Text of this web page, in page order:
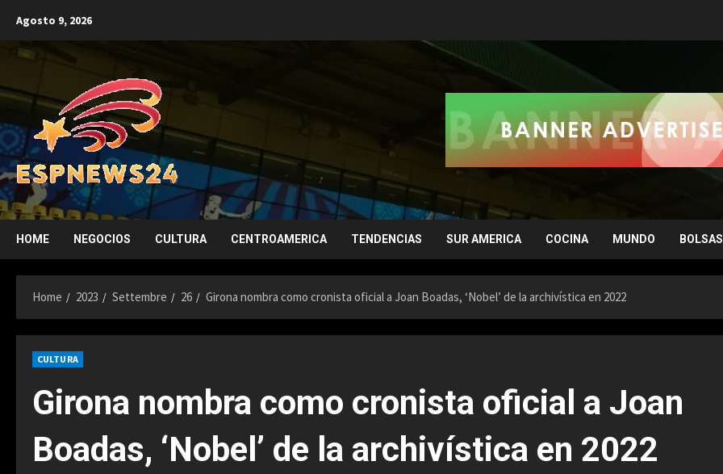
content
Agosto 9, 2026
HOME NEGOCIOS CULTURA CENTROAMERICA TENDENCIAS SUR AMERICA COCINA MUNDO
Home 2023 Settembre 26 Girona nombra como cronista oficial a Joan Boadas, ‘Nobel’ de la archivística en 2022
CULTURA
Girona nombra como cronista oficial a Joan
Boadas, ‘Nobel’ de la archivística en 2022